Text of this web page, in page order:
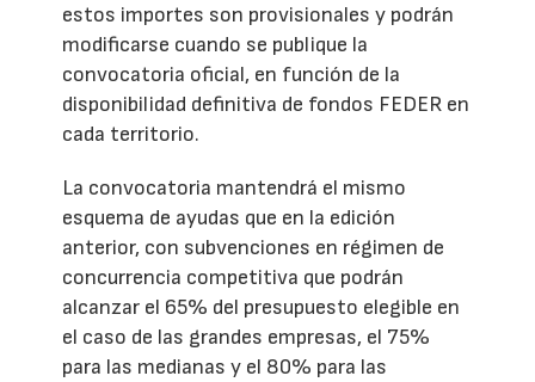
estos importes son provisionales y podrán
modificarse cuando se publique la
convocatoria oficial, en función de la
disponibilidad definitiva de fondos FEDER en
cada territorio.
La convocatoria mantendrá el mismo
esquema de ayudas que en la edición
anterior, con subvenciones en régimen de
concurrencia competitiva que podrán
alcanzar el 65% del presupuesto elegible en
el caso de las grandes empresas, el 75%
para las medianas y el 80% para las